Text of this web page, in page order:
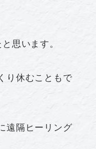
思います。
り休むこともで
遠隔ヒーリング